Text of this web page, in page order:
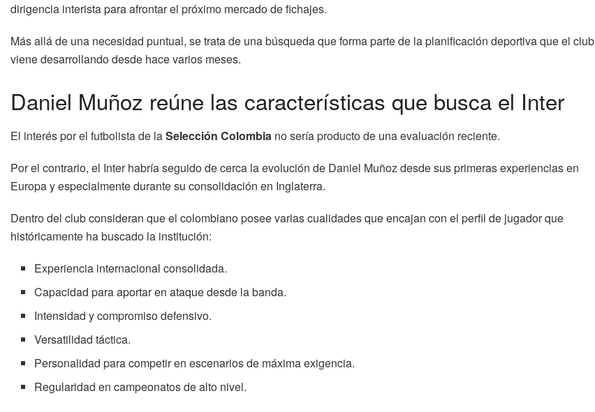
dirigencia interista para afrontar el próximo mercado de fichajes.
Más allá de una necesidad puntual, se trata de una búsqueda que forma parte de la planificación deportiva que el club
viene desarrollando desde hace varios meses.
Daniel Muñoz reúne las características que busca el Inter
El interés por el futbolista de laSelección Colombia no sería producto de una evaluación reciente.
Por el contrario, el Inter habría seguido de cerca la evolución de Daniel Muñoz desde sus primeras experiencias en
Europa y especialmente durante su consolidación en Inglaterra.
Dentro del club consideran que el colombiano posee varias cualidades que encajan con el perfil de jugador que
históricamente ha buscado la institución:
Experiencia internacional consolidada.
Capacidad para aportar en ataque desde la banda.
Intensidad y compromiso defensivo.
Versatilidad táctica.
Personalidad para competir en escenarios de máxima exigencia.
Regularidad en campeonatos de alto nivel.